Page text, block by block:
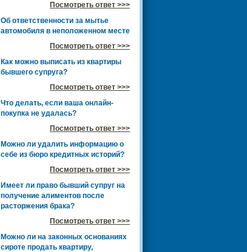
Посмотреть ответ >>>
Об ответственности за мытье
автомобиля в неположенном месте
Посмотреть ответ >>>
Как можно выписать из квартиры
бывшего супруга?
Посмотреть ответ >>>
Что делать, если ваша онлайн-
покупка не удалась?
Посмотреть ответ >>>
Можно ли удалить информацию о
себе из бюро кредитных историй?
Посмотреть ответ >>>
Имеет ли право бывший супруг на
получение алиментов после
расторжения брака?
Посмотреть ответ >>>
Можно ли на законных основаниях
сироте продать квартиру,